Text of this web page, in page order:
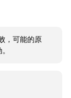
，可能的原